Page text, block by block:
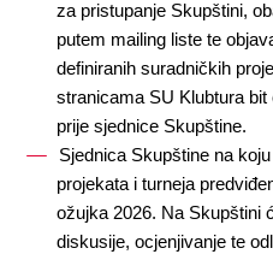
za pristupanje Skupštini,
putem mailing liste te
definiranih suradničkih
stranicama SU Klubtura
prije sjednice Skupštine.
Sjednica Skupštine na
projekata i turneja
ožujka 2026. Na Skupštini
diskusije, ocjenjivanje te